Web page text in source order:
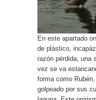
En este apartado
de plástico,
razón pérdida, una
vez se va
forma como
golpeado por sus